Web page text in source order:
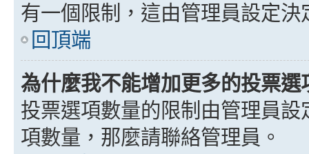
有一個限制，這由管理員設定決
回頂端
為什麼我不能增加更多的投票選
投票選項數量的限制由管理員
項數量，那麼請聯絡管理員。